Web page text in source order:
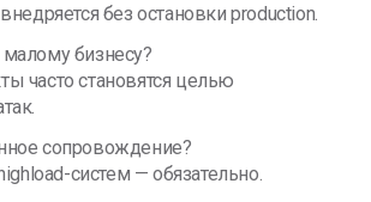
без остановки production.
бизнесу?
часто становятся целью
сопровождение?
систем — обязательно.